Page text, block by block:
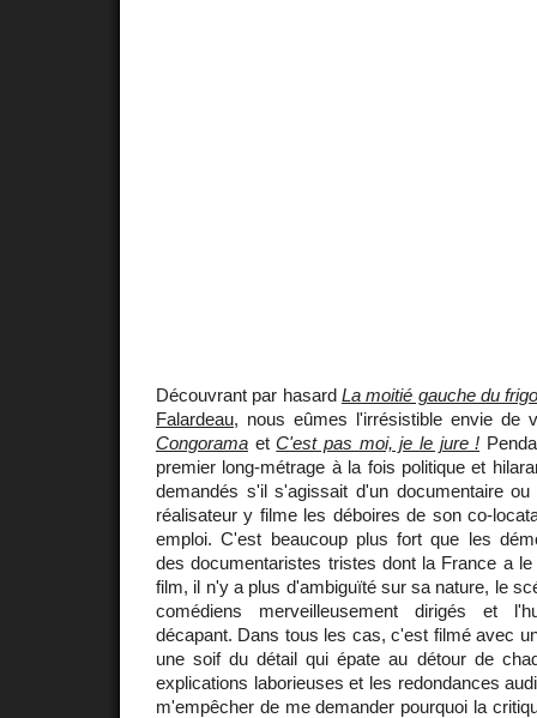
Découvrant par hasard La moitié gauche du
Falardeau, nous eûmes l'irrésistible envie de
Congorama etC'est pas moi, je le jure !
premier long-métrage à la fois politique et
demandés s'il s'agissait d'un documentaire
réalisateur y filme les déboires de son co-
emploi. C'est beaucoup plus fort que les
des documentaristes tristes dont la France a
film, il n'y a plus d'ambiguïté sur sa nature, le
comédiens merveilleusement dirigés et
décapant. Dans tous les cas, c'est filmé avec
une soif du détail qui épate au détour de
explications laborieuses et les redondances
m'empêcher de me demander pourquoi la